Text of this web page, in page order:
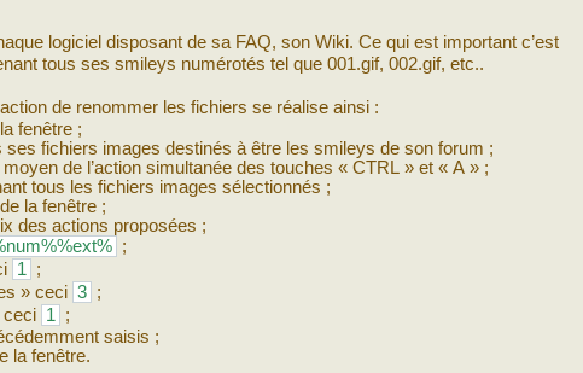
logiciel disposant de sa FAQ, son Wiki. Ce qui est important c’est
tous ses smileys numérotés tel que 001.gif, 002.gif, etc..
de renommer les fichiers se réalise ainsi :
fenêtre ;
fichiers images destinés à être les smileys de son forum ;
de l’action simultanée des touches « CTRL » et « A » ;
tous les fichiers images sélectionnés ;
la fenêtre ;
des actions proposées ;
;
1 ;
» ceci 3 ;
ceci 1 ;
saisis ;
la fenêtre.